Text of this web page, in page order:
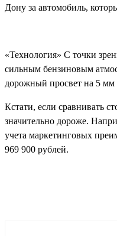
Дону за автомобиль,
«Технология» С точки
сильным бензиновым
дорожный просвет на 5
Кстати, если сравнивать
значительно дороже.
учета маркетинговых
969 900 рублей.